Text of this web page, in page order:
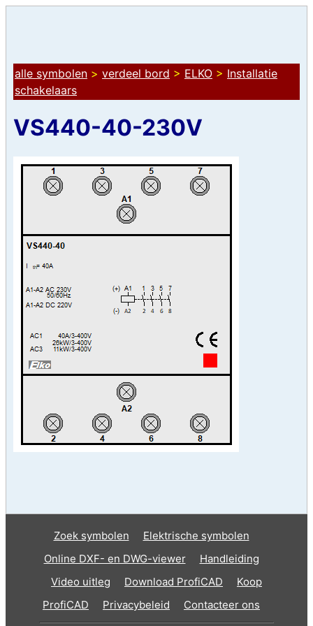
alle symbolen > verdeel bord > ELKO > Installatie
schakelaars
VS440-40-230V
Zoek symbolen
Elektrische symbolen
Online DXF- en DWG-viewer
Handleiding
Video uitleg
Download ProfiCAD
Koop
ProfiCAD
Privacybeleid Contacteer ons